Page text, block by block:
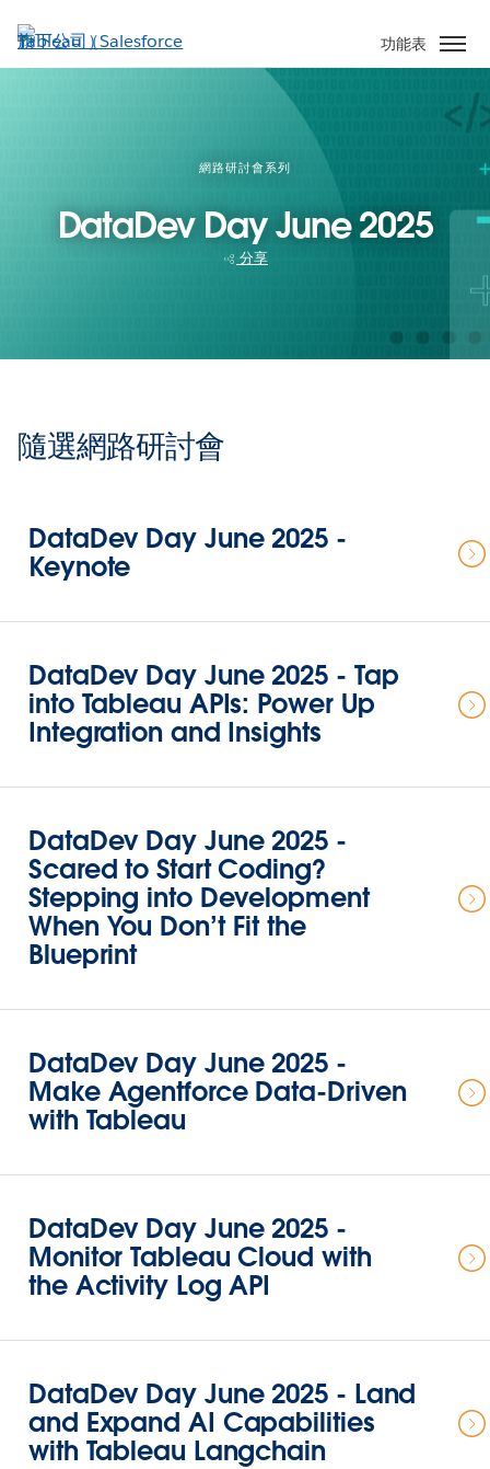
至
主
功能表
網路研討會系列
DataDev Day June 2025
分享
隨選網路研討會
DataDev Day June 2025 -
Keynote
DataDev Day June 2025 - Tap
into Tableau APIs: Power Up
Integration and Insights
DataDev Day June 2025 -
Scared to Start Coding?
Stepping into Development
When You Don’t Fit the
Blueprint
DataDev Day June 2025 -
Make Agentforce Data-Driven
with Tableau
DataDev Day June 2025 -
Monitor Tableau Cloud with
the Activity Log API
DataDev Day June 2025 - Land
and Expand AI Capabilities
with Tableau Langchain